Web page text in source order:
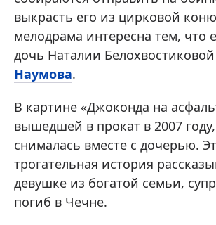
выкрасть его из цирковой
мелодрама интересна тем, что
дочь Наталии Белохвостиковой
Наумова.
В картине «Джоконда на
вышедшей в прокат в 2007
снималась вместе с дочерью.
трогательная история
девушке из богатой семьи,
погиб в Чечне.